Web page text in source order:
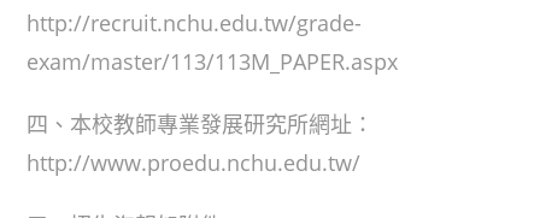
http://recruit.nchu.edu.tw/grade-
exam/master/113/113M_PAPER.aspx
四、本校教師專業發展研究所網址：
http://www.proedu.nchu.edu.tw/